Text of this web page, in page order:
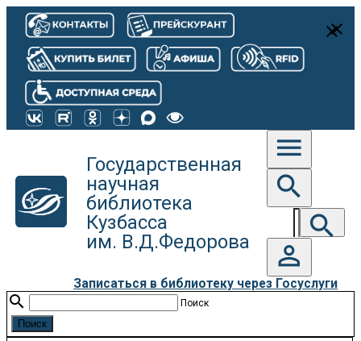
Государственная
научная
библиотека
Кузбасса
им. В.Д.Федорова
menu
search
search
person_outline
Записаться в библиотеку через Госуслуги
close
search Поиск
close